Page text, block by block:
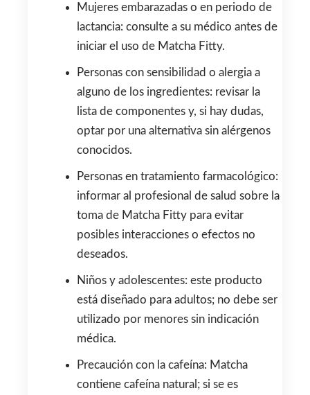
Mujeres embarazadas o en periodo de
lactancia: consulte a su médico antes de
iniciar el uso de Matcha Fitty.
Personas con sensibilidad o alergia a
alguno de los ingredientes: revisar la
lista de componentes y, si hay dudas,
optar por una alternativa sin alérgenos
conocidos.
Personas en tratamiento farmacológico:
informar al profesional de salud sobre la
toma de Matcha Fitty para evitar
posibles interacciones o efectos no
deseados.
Niños y adolescentes: este producto
está diseñado para adultos; no debe ser
utilizado por menores sin indicación
médica.
Precaución con la cafeína: Matcha
contiene cafeína natural; si se es